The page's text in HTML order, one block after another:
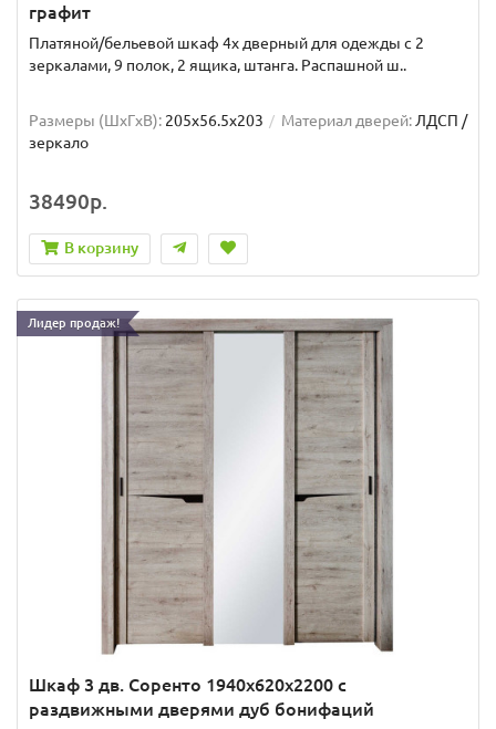
графит
Платяной/бельевой шкаф 4х дверный для одежды с 2
зеркалами, 9 полок, 2 ящика, штанга. Распашной ш..
Размеры (ШxГxВ): 205x56.5x203 Материал дверей: ЛДСП /
зеркало
38490р.
В корзину
Лидер продаж!
Шкаф 3 дв. Соренто 1940x620x2200 с
раздвижными дверями дуб бонифаций